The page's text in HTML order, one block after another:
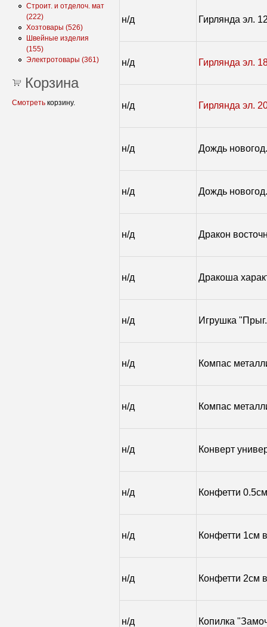
Строит. и отделоч. мат
(222)
Хозтовары (526)
Швейные изделия
(155)
Электротовары (361)
Корзина
Смотреть корзину.
н/д Гирлянда эл.
н/д Гирлянда эл.
н/д Гирлянда эл.
н/д Дождь
н/д Дождь
н/д Дракон
н/д Дракоша
н/д Игрушка
н/д Компас
н/д Компас
н/д Конверт
н/д Конфетти
н/д Конфетти 1см
н/д Конфетти 2см
н/д Копилка